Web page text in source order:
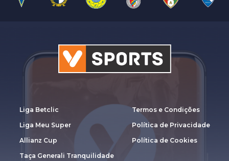
Liga Betclic
Liga Meu Super
Allianz Cup
Taça Generali Tranquilidade
Termos e Condições
Política de Privacidade
Política de Cookies